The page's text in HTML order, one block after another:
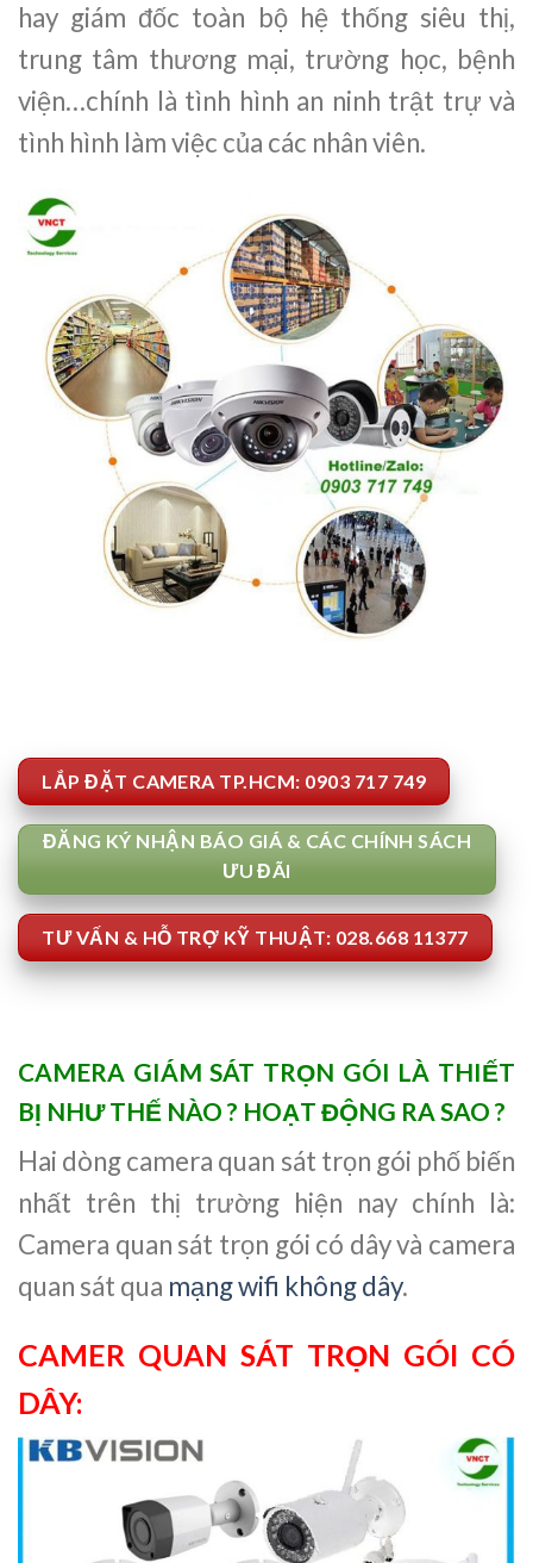
hay giám đốc toàn bộ hệ thống siêu thị,
trung tâm thương mại, trường học, bệnh
viện…chính là tình hình an ninh trật trự và
tình hình làm việc của các nhân viên.
LẮP ĐẶT CAMERA TP.HCM: 0903 717 749
ĐĂNG KÝ NHẬN BÁO GIÁ & CÁC CHÍNH SÁCH
ƯU ĐÃI
TƯ VẤN & HỖ TRỢ KỸ THUẬT: 028.668 11377
CAMERA GIÁM SÁT TRỌN GÓI LÀ THIẾT
BỊ NHƯ THẾ NÀO ? HOẠT ĐỘNG RA SAO ?
Hai dòng camera quan sát trọn gói phố biến
nhất trên thị trường hiện nay chính là:
Camera quan sát trọn gói có dây và camera
quan sát qua mạng wifi không dây.
CAMER QUAN SÁT TRỌN GÓI CÓ
DÂY: